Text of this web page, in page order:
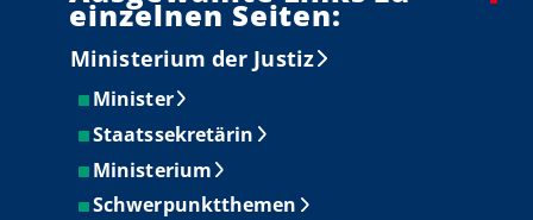
einzelnen Seiten:
Ministerium der Justiz
Minister
Staatssekretärin
Ministerium
Schwerpunktthemen